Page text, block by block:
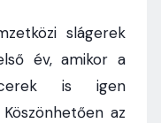
slágerek
év, amikor a
is igen
az